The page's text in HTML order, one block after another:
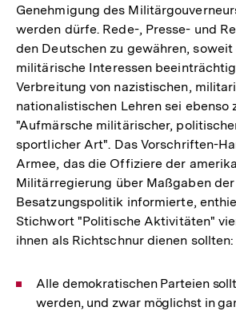
Genehmigung des
werden dürfe. Rede-, Presse- und
den Deutschen zu gewähren,
militärische Interessen
Verbreitung von nazistischen,
nationalistischen Lehren sei ebenso
"Aufmärsche militärischer,
sportlicher Art". Das Vorschriften-
Armee, das die Offiziere der
Militärregierung über Maßgaben der
Besatzungspolitik informierte,
Stichwort "Politische Aktivitäten"
ihnen als Richtschnur dienen sollten:
Alle demokratischen Parteien
werden, und zwar möglichst in